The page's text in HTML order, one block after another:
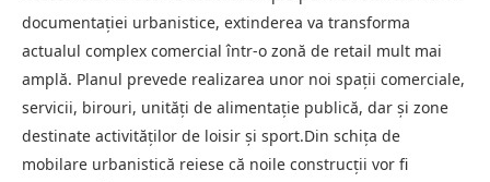
documentației urbanistice, extinderea va transforma
actualul complex comercial într-o zonă de retail mult mai
amplă. Planul prevede realizarea unor noi spații comerciale,
servicii, birouri, unități de alimentație publică, dar și zone
destinate activităților de loisir și sport.Din schița de
mobilare urbanistică reiese că noile construcții vor fi